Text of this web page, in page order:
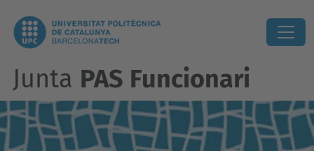
Junta PAS Funcionari